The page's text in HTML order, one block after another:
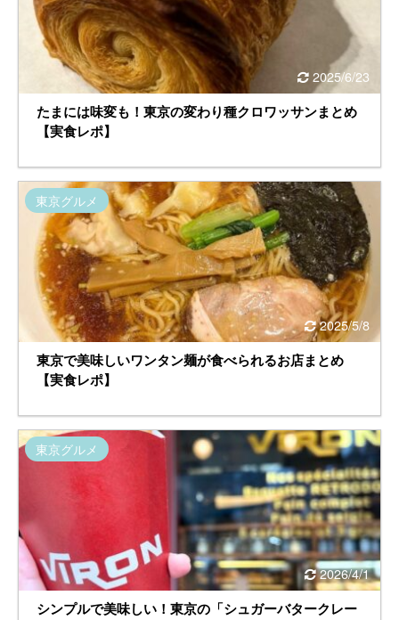
2025/6/23
たまには味変も！東京の変わり種クロワッサンまとめ
【実食レポ】
2025/5/8
東京グルメ
東京で美味しいワンタン麺が食べられるお店まとめ
【実食レポ】
2026/4/1
東京グルメ
シンプルで美味しい！東京の「シュガーバタークレー